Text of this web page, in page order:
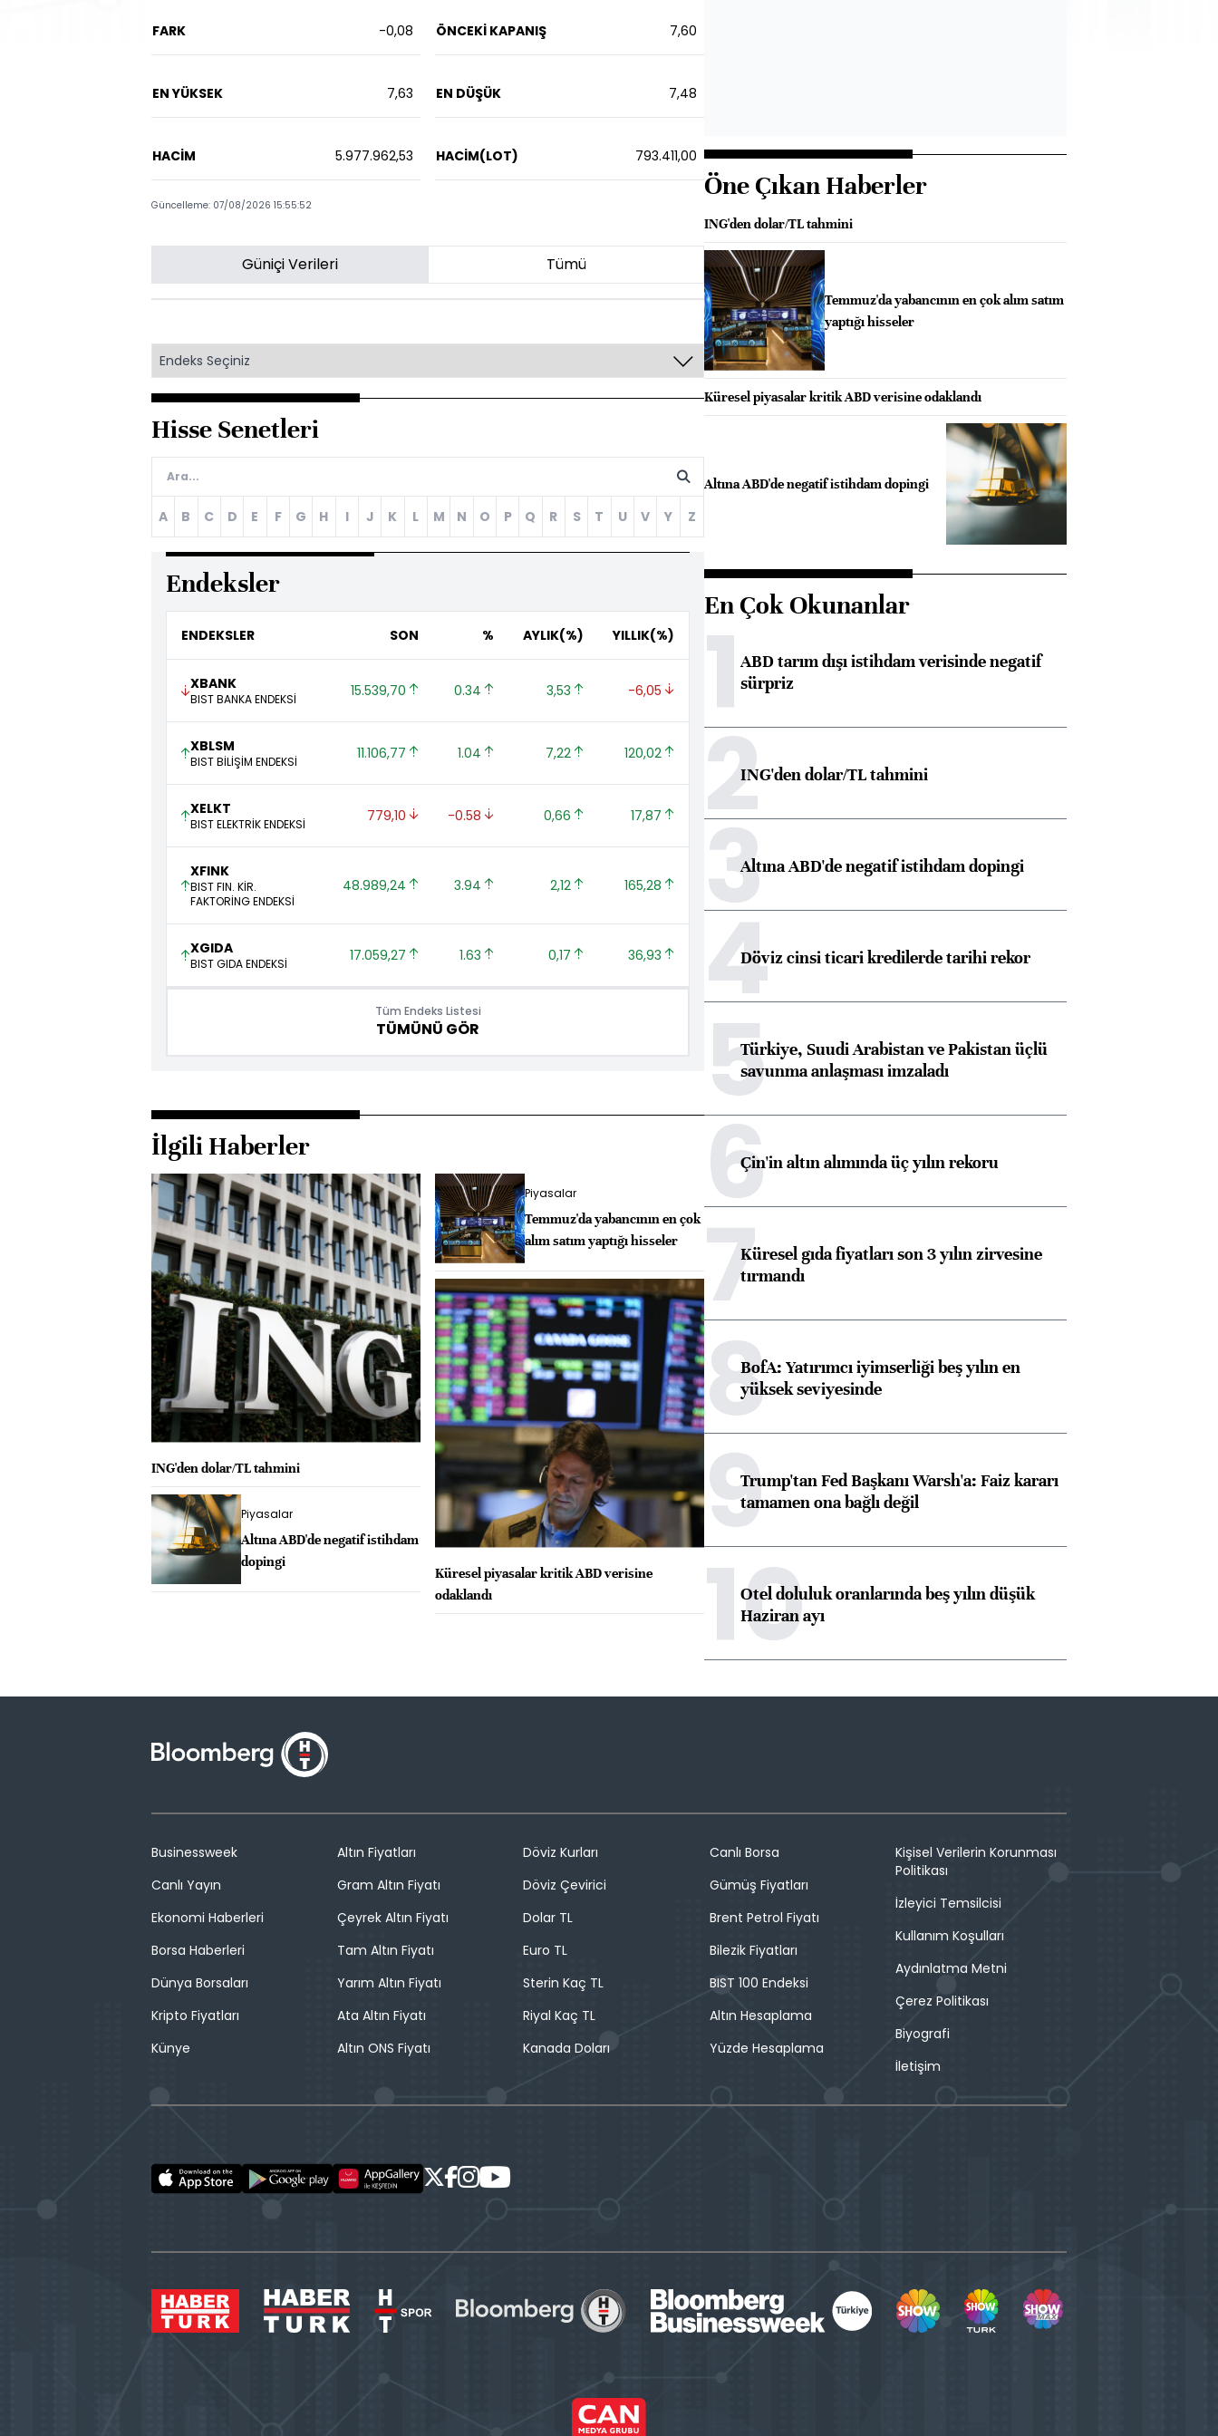
FARK -0,08 ÖNCEKİ KAPANIŞ 7,60
EN YÜKSEK 7,63 EN DÜŞÜK 7,48
HACİM 5.977.962,53 HACİM(LOT) 793.411,00
Güncelleme: 07/08/2026 15:55:52
Güniçi Verileri Tümü
Hisse Senetleri
A B C D E F G H I J K L M N O P Q R S T U V Y Z
Endeksler
ENDEKSLER SON % AYLIK(%) YILLIK(%)
XBANK
BIST BANKA ENDEKSİ 15.539,70 0.34 3,53 -6,05
XBLSM
BIST BİLİŞİM ENDEKSİ 11.106,77 1.04 7,22 120,02
XELKT
BIST ELEKTRİK ENDEKSİ 779,10 -0.58 0,66 17,87
XFINK
BIST FIN. KİR.
FAKTORİNG ENDEKSİ
48.989,24 3.94 2,12 165,28
XGIDA
BIST GIDA ENDEKSİ 17.059,27 1.63 0,17 36,93
Tüm Endeks Listesi
TÜMÜNÜ GÖR
İlgili Haberler
ING'den dolar/TL tahmini
Piyasalar
Altına ABD'de negatif istihdam
dopingi
Küresel piyasalar kritik ABD verisine
odaklandı
Piyasalar
Temmuz'da yabancının en çok
alım satım yaptığı hisseler
Öne Çıkan Haberler
ING'den dolar/TL tahmini
Temmuz'da yabancının en çok alım satım
yaptığı hisseler
Küresel piyasalar kritik ABD verisine odaklandı
Altına ABD'de negatif istihdam dopingi
En Çok Okunanlar
1ABD tarım dışı istihdam verisinde negatif
sürpriz
2ING'den dolar/TL tahmini
3Altına ABD'de negatif istihdam dopingi
4Döviz cinsi ticari kredilerde tarihi rekor
5Türkiye, Suudi Arabistan ve Pakistan üçlü
savunma anlaşması imzaladı
6Çin'in altın alımında üç yılın rekoru
7Küresel gıda fiyatları son 3 yılın zirvesine
tırmandı
8BofA: Yatırımcı iyimserliği beş yılın en
yüksek seviyesinde
9Trump'tan Fed Başkanı Warsh'a: Faiz kararı
tamamen ona bağlı değil
10
Otel doluluk oranlarında beş yılın düşük
Haziran ayı
Businessweek
Canlı Yayın
Ekonomi Haberleri
Borsa Haberleri
Dünya Borsaları
Kripto Fiyatları
Künye
Altın Fiyatları
Gram Altın Fiyatı
Çeyrek Altın Fiyatı
Tam Altın Fiyatı
Yarım Altın Fiyatı
Ata Altın Fiyatı
Altın ONS Fiyatı
Döviz Kurları
Döviz Çevirici
Dolar TL
Euro TL
Sterin Kaç TL
Riyal Kaç TL
Kanada Doları
Canlı Borsa
Gümüş Fiyatları
Brent Petrol Fiyatı
Bilezik Fiyatları
BIST 100 Endeksi
Altın Hesaplama
Yüzde Hesaplama
Kişisel Verilerin Korunması
Politikası
İzleyici Temsilcisi
Kullanım Koşulları
Aydınlatma Metni
Çerez Politikası
Biyografi
İletişim